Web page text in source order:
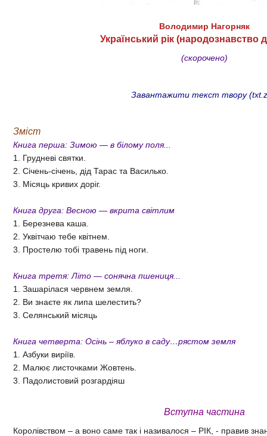
Володимир Нагорняк
Український рік (народознавство
(скорочено)
Завантажити текст твору
Зміст
Книга перша: Зимою — в білому поля...
1. Грудневі святки.
2. Січень-січень, дід Тарас та Василько.
3. Місяць кривих доріг.
Книга друга: Весною — вкрита світлим
1. Березнева каша.
2. Уквітчаю тебе квітнем.
3. Простелю тобі травень під ноги.
Книга третя: Літо — сонячна пшениця...
1. Зашарілася червнем земля.
2. Ви знаєте як липа шелестить?
3. Селянський місяць
Книга четверта: Осінь – яблуко в саду…рястом земля
1. Азбуки виріїв.
2. Малює листочками Жовтень.
3. Падолистовий розгардіяш
Вступна частина
Королівством – а воно саме так і називалося – РІК, - правив